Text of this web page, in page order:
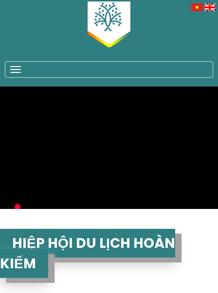
HIỆP HỘI DU LỊCH HOÀN
KIẾM